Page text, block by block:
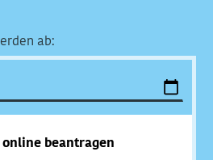
ab:
online beantragen